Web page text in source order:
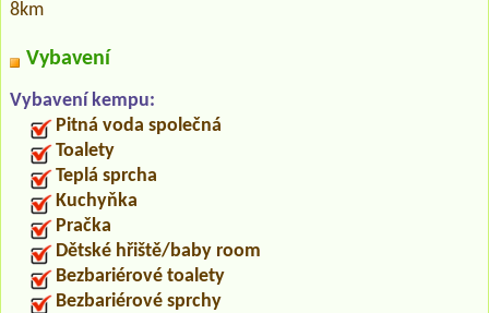
8km
Vybavení
Vybavení kempu:
Pitná voda společná
Toalety
Teplá sprcha
Kuchyňka
Pračka
Dětské hřiště/baby room
Bezbariérové toalety
Bezbariérové sprchy